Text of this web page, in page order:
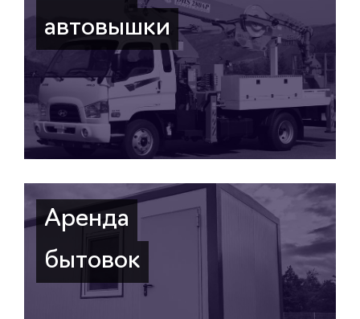
автовышки
Аренда
бытовок